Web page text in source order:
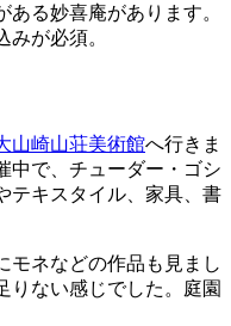
る妙喜庵があります。
が必須。
山崎山荘美術館へ行きま
中で、チューダー・ゴシ
テキスタイル、家具、書
モネなどの作品も見まし
りない感じでした。庭園